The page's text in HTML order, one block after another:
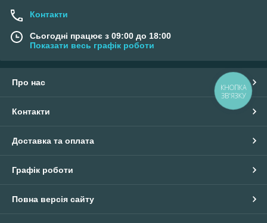
Контакти
Сьогодні працює з 09:00 до 18:00
Показати весь графік роботи
Про нас
Контакти
Доставка та оплата
Графік роботи
Повна версія сайту
КНОПКА
ЗВ'ЯЗКУ